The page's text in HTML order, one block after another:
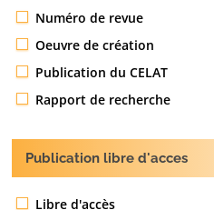
Numéro de revue
Oeuvre de création
Publication du CELAT
Rapport de recherche
Publication libre d'acces
Libre d'accès